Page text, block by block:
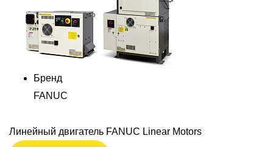
Бренд
FANUC
Линейный двигатель FANUC Linear Motors